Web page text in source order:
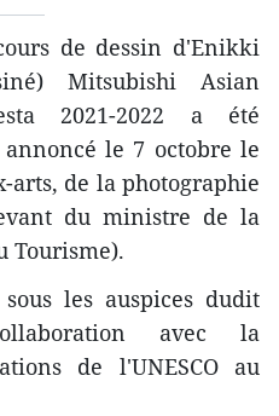
de dessin d'Enikki
Mitsubishi Asian
2021-2022 a été
le 7 octobre le
arts, de la photographie
du ministre de la
Tourisme).
les auspices dudit
avec la
de l'UNESCO au